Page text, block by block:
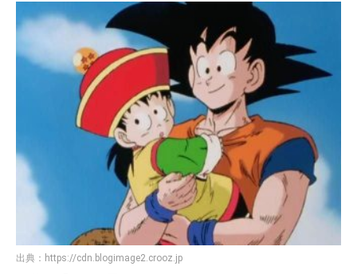
出典： https://cdn.blogimage2.crooz.jp